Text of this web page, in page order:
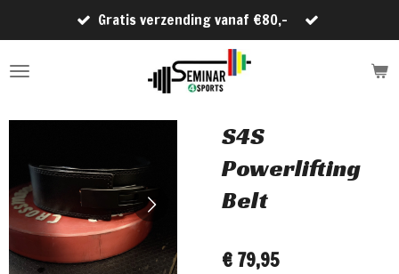
direct
naar
hoofdinhoud
Gratis verzending vanaf €80,-
S4S
Powerlifting
Belt
€ 79,95